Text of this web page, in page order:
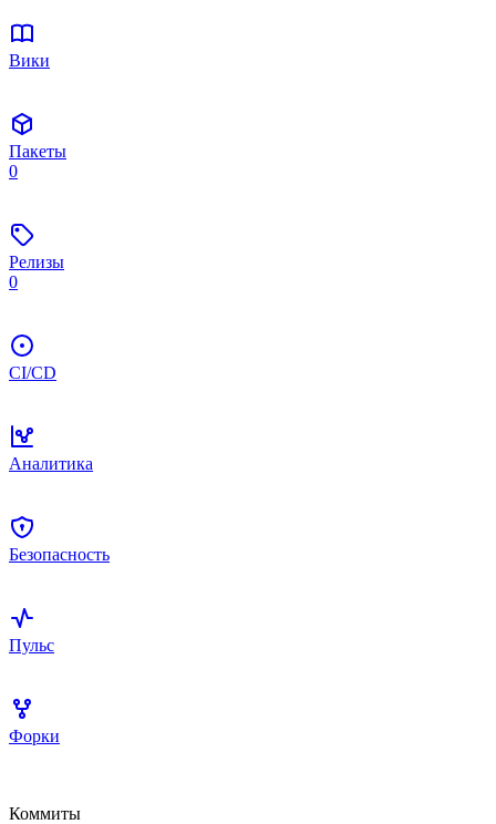
Вики
Пакеты
0
Релизы
0
CI/CD
Аналитика
Безопасность
Пульс
Форки
Коммиты